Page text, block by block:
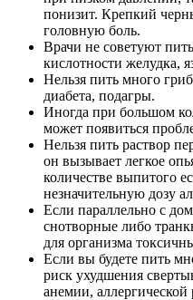
понизит. Крепкий
головную боль.
Врачи не советуют
кислотности желудка,
Нельзя пить много
диабета, подагры.
Иногда при большом
может появиться
Нельзя пить раствор
он вызывает легкое
количестве выпитого
незначительную дозу
Если параллельно с
снотворные либо
для организма
Если вы будете пить
риск ухудшения
анемии, аллергической